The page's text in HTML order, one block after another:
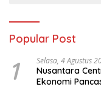
Popular Post
1 Selasa, 4 Agustus
Nusantara
Ekonomi